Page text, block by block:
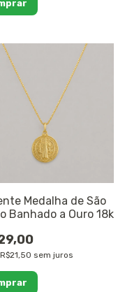
Medalha de São
Banhado a Ouro 18k
R$21,50 sem juros